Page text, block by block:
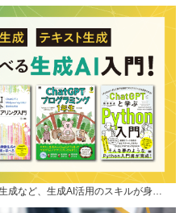
成など、生成AI活用のスキルが身…